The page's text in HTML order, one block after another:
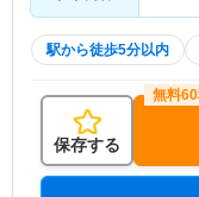
駅から徒歩5分以内
保存する